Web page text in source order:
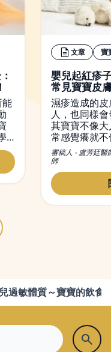
能
了
文章 寶
嬰兒起紅疹
常見寶寶皮
濕疹造成的
人，也同樣
其寶寶不像
常感覺癢就
等到媽媽們
小臉或身體
口了。如果
在寶寶身上
何避免和解
水嫩的肌膚
審稿人 - 盧芳廷醫
師
過敏體質～寶寶的飲食